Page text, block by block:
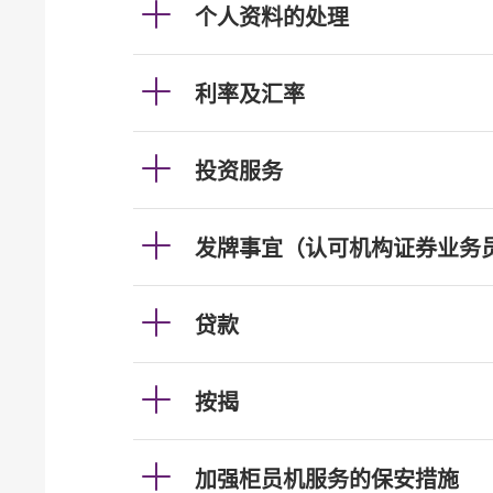
个人资料的处理
利率及汇率
投资服务
发牌事宜（认可机构证券业务
贷款
按揭
加强柜员机服务的保安措施